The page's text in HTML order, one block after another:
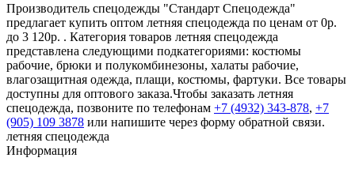
Производитель спецодежды "Стандарт Спецодежда"
предлагает купить оптом летняя спецодежда по ценам от 0р.
до 3 120р. . Категория товаров летняя спецодежда
представлена следующими подкатегориями: костюмы
рабочие, брюки и полукомбинезоны, халаты рабочие,
влагозащитная одежда, плащи, костюмы, фартуки. Все товары
доступны для оптового заказа.Чтобы заказать летняя
спецодежда, позвоните по телефонам +7 (4932) 343-878, +7
(905) 109 3878 или напишите через форму обратной связи.
летняя спецодежда
Информация